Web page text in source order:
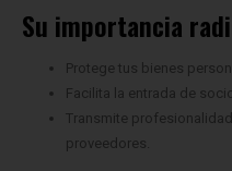
Su importancia
Protege tus bienes
Facilita la entrada de
Transmite
proveedores.